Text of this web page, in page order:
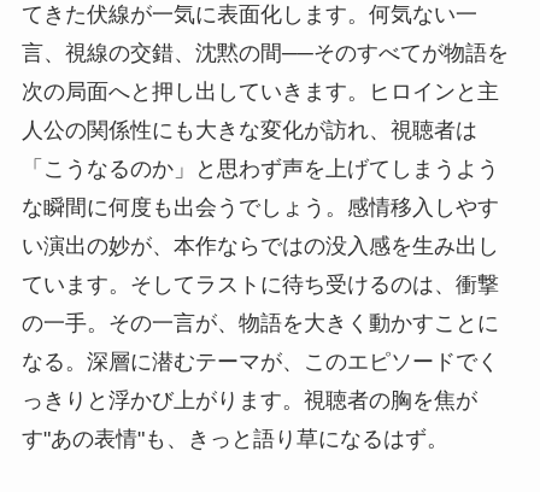
てきた伏線が一気に表面化します。何気ない一
言、視線の交錯、沈黙の間──そのすべてが物語を
次の局面へと押し出していきます。ヒロインと主
人公の関係性にも大きな変化が訪れ、視聴者は
「こうなるのか」と思わず声を上げてしまうよう
な瞬間に何度も出会うでしょう。感情移入しやす
い演出の妙が、本作ならではの没入感を生み出し
ています。そしてラストに待ち受けるのは、衝撃
の一手。その一言が、物語を大きく動かすことに
なる。深層に潜むテーマが、このエピソードでく
っきりと浮かび上がります。視聴者の胸を焦が
す"あの表情"も、きっと語り草になるはず。